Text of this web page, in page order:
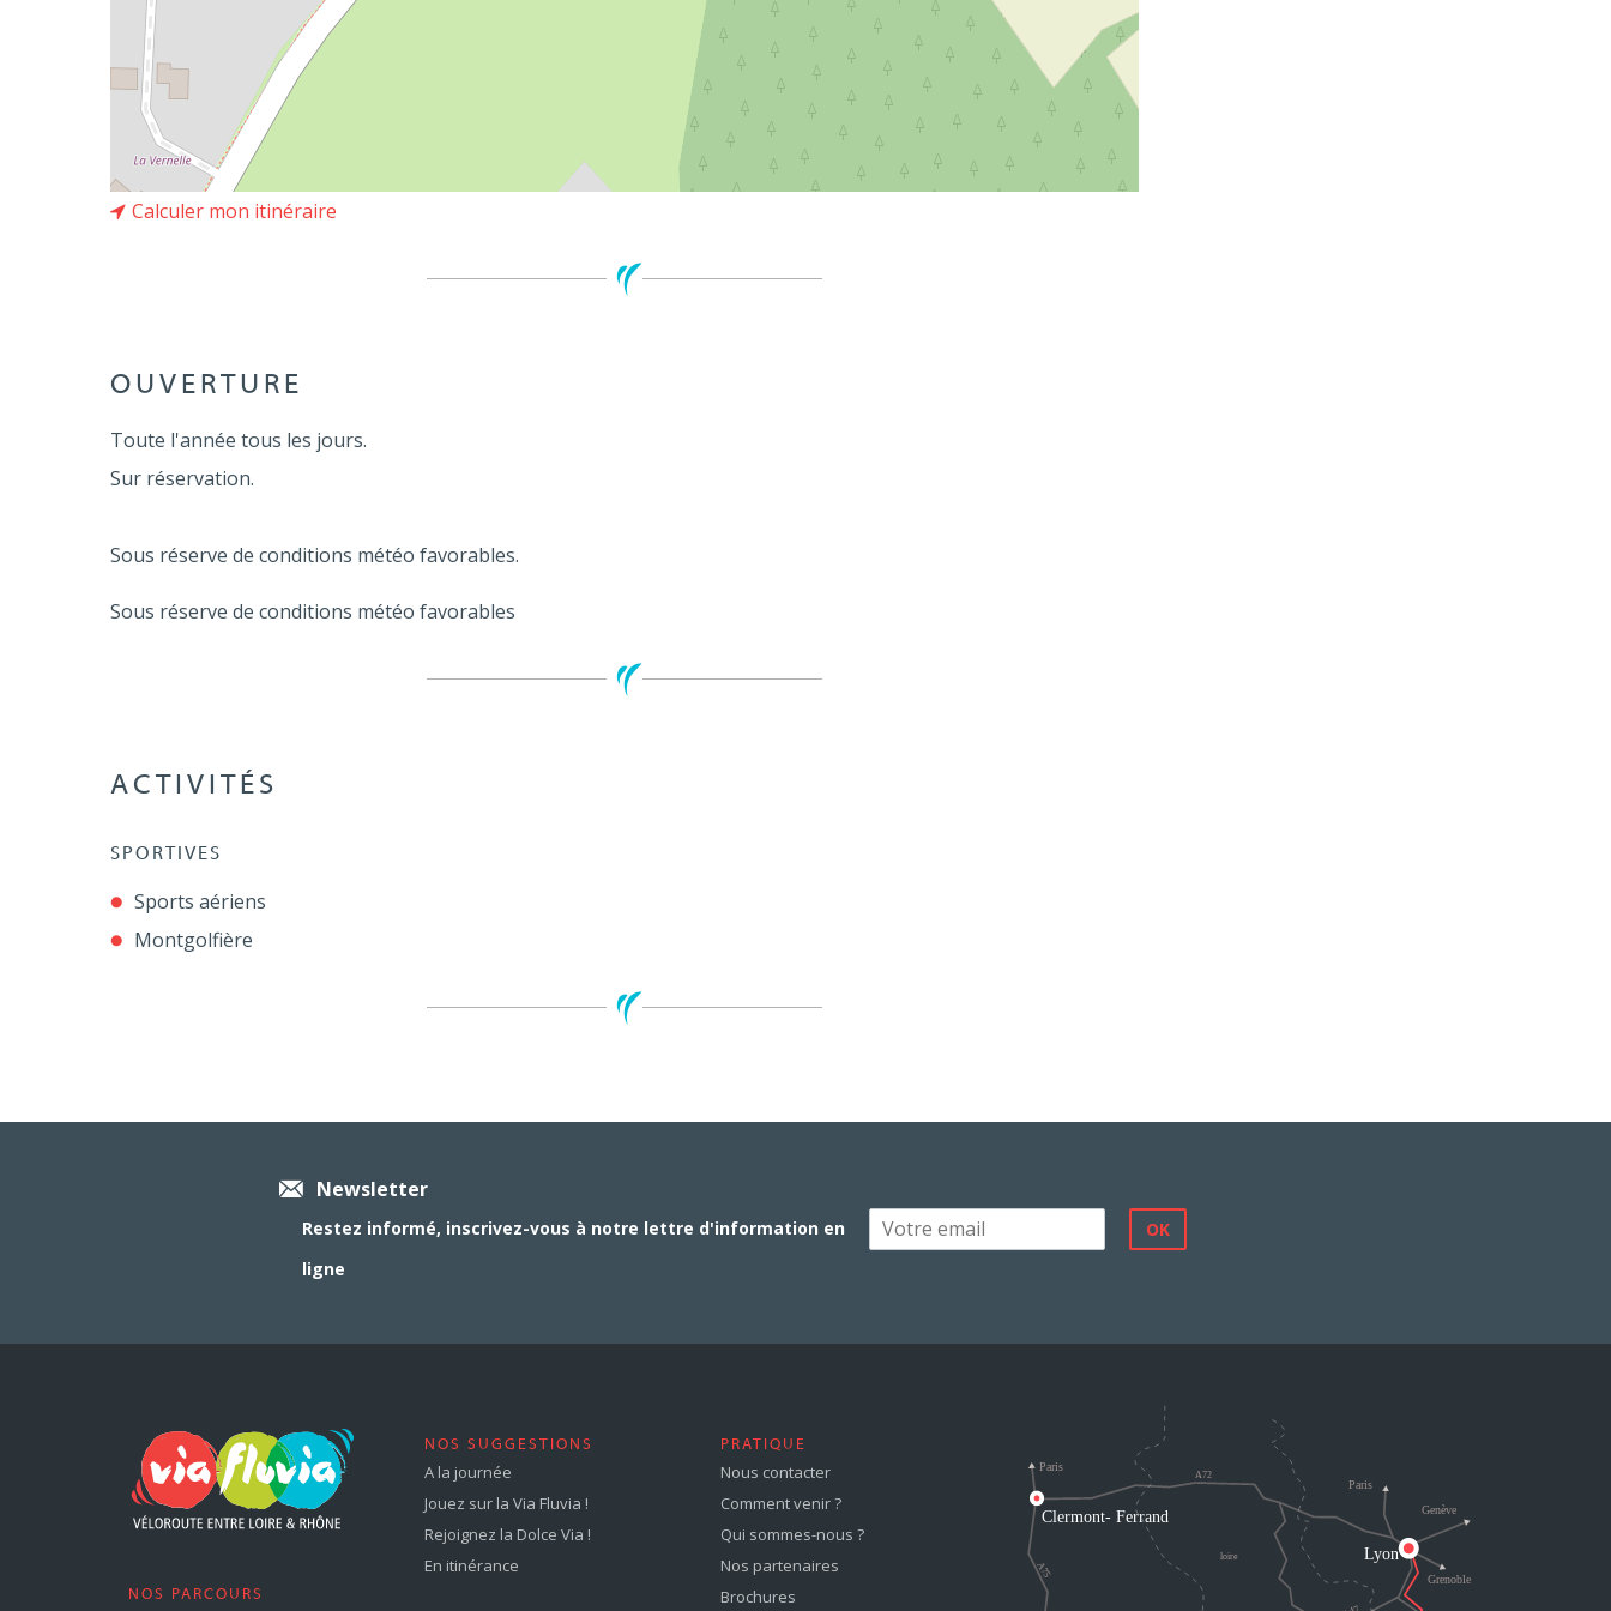
Calculer mon itinéraire
OUVERTURE
Toute l'année tous les jours.
Sur réservation.
Sous réserve de conditions météo favorables.
Sous réserve de conditions météo favorables
ACTIVITÉS
SPORTIVES
Sports aériens
Montgolfière
Newsletter
Restez informé, inscrivez-vous à notre lettre d'information en
ligne
NOS PARCOURS
NOS SUGGESTIONS
A la journée
Jouez sur la Via Fluvia !
Rejoignez la Dolce Via !
En itinérance
PRATIQUE
Nous contacter
Comment venir ?
Qui sommes-nous ?
Nos partenaires
Brochures